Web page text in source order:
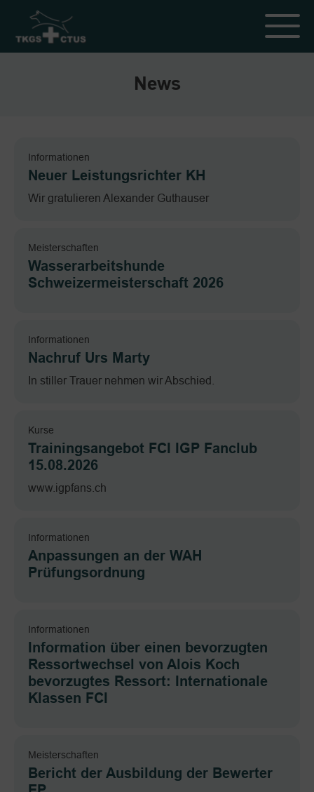
News
Informationen
Neuer Leistungsrichter KH
Wir gratulieren Alexander Guthauser
Meisterschaften
Wasserarbeitshunde
Schweizermeisterschaft 2026
Informationen
Nachruf Urs Marty
In stiller Trauer nehmen wir Abschied.
Kurse
Trainingsangebot FCI IGP Fanclub
15.08.2026
www.igpfans.ch
Informationen
Anpassungen an der WAH
Prüfungsordnung
Informationen
Information über einen bevorzugten
Ressortwechsel von Alois Koch
bevorzugtes Ressort: Internationale
Klassen FCI
Meisterschaften
Bericht der Ausbildung der Bewerter